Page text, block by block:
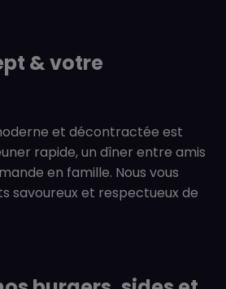
& votre
et décontractée est
rapide, un dîner entre amis
en famille. Nous vous
savoureux et respectueux de